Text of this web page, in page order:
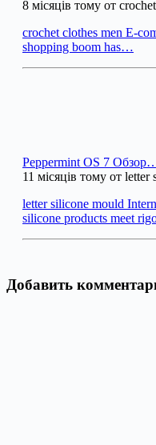
8 місяців тому от
crochet clothes men E-
shopping boom has…
Peppermint OS 7
11 місяців тому от
letter silicone mould
silicone products meet
Добавить